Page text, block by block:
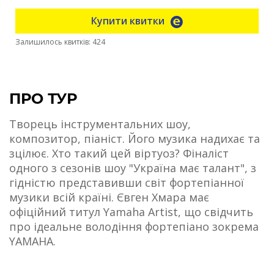
Купити квитки
Залишилось квитків: 424
ПРО ТУР
Творець інструментальних шоу,
композитор, піаніст. Його музика надихає та
зцілює. Хто такий цей віртуоз? Фіналіст
одного з сезонів шоу "Україна має талант", з
гідністю представивши світ фортепіанної
музики всій країні. Євген Хмара має
офіційний титул Yamaha Artist, що свідчить
про ідеальне володіння фортепіано зокрема
YAMAHA.